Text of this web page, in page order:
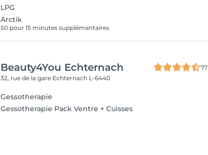
LPG
Arctik
50 pour 15 minutes supplémentaires
Beauty4You Echternach
77
32, rue de la gare Echternach L-6440
Gessotherapie
Gessotherapie Pack Ventre + Cuisses